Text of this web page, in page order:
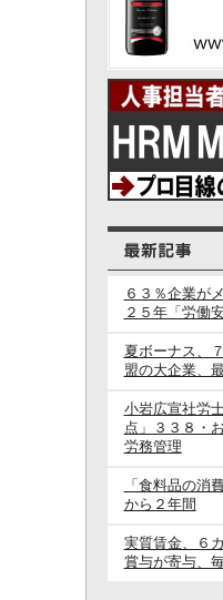
６３％企業が
２５年「労働
夏ボーナス、
盟の大企業、
小岩広宣社労
点」３３８・
労務管理
「食料品の消
から２年間
実質賃金、６
賞与が寄与、